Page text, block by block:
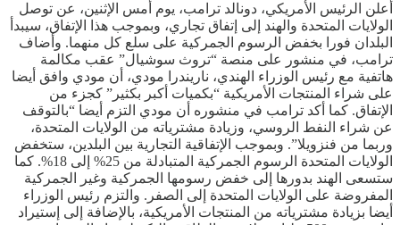
أعلن الرئيس الأمريكي، دونالد ترامب، يوم أمس الإثنين، عن توصل
الولايات المتحدة والهند إلى إتفاق تجاري، وبموجب هذا الإتفاق، سيبدأ
البلدان فورا بخفض الرسوم الجمركية على سلع كل منهما. وأضاف
ترامب، في منشور على منصة “تروث سوشيال” عقب مكالمة
هاتفية مع رئيس الوزراء الهندي، ناريندرا مودي، أن مودي وافق أيضا
على شراء المنتجات الأمريكية “بكميات أكبر بكثير” كجزء من
الإتفاق. كما أكد ترامب في منشوره أن مودي التزم أيضا “بالتوقف
عن شراء النفط الروسي، وزيادة مشترياته من الولايات المتحدة،
وربما من فنزويلا”. وبموجب الإتفاقية التجارية بين البلدين، ستخفض
الولايات المتحدة الرسوم الجمركية المتبادلة من 25% إلى 18%. كما
ستسعى الهند بدورها إلى خفض رسومها الجمركية وغير الجمركية
المفروضة على الولايات المتحدة إلى الصفر. والتزم رئيس الوزراء
أيضا بزيادة مشترياته من المنتجات الأمريكية، بالإضافة إلى إستيراد